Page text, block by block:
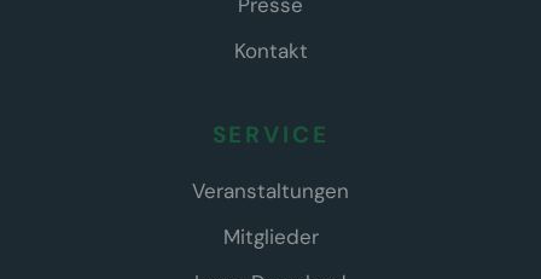
Kontakt
SERVICE
Veranstaltungen
Mitglieder